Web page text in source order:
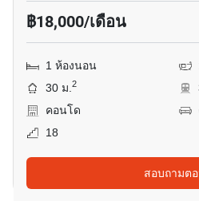
฿18,000/เดือน
1 ห้องนอน
30 ม.2
คอนโด
18
สอบถามต